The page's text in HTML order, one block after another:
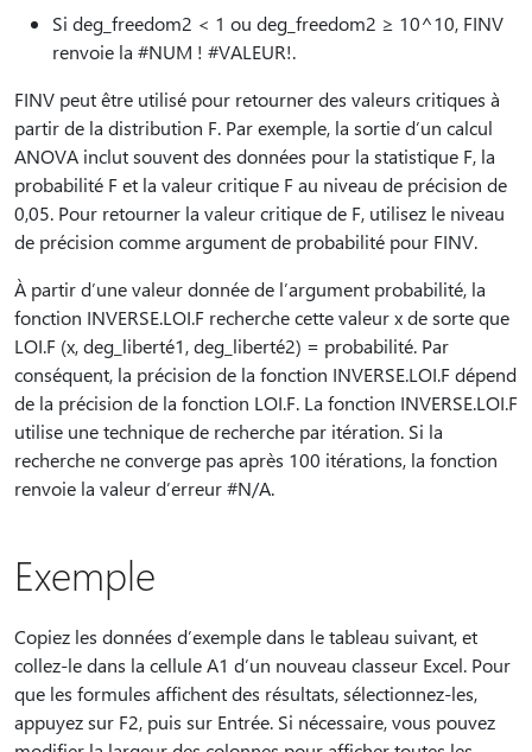
Si deg_freedom2 < 1 ou deg_freedom2 ≥ 10^10, FINV
renvoie la #NUM ! #VALEUR!.
FINV peut être utilisé pour retourner des valeurs critiques à
partir de la distribution F. Par exemple, la sortie d’un calcul
ANOVA inclut souvent des données pour la statistique F, la
probabilité F et la valeur critique F au niveau de précision de
0,05. Pour retourner la valeur critique de F, utilisez le niveau
de précision comme argument de probabilité pour FINV.
À partir d’une valeur donnée de l’argument probabilité, la
fonction INVERSE.LOI.F recherche cette valeur x de sorte que
LOI.F (x, deg_liberté1, deg_liberté2) = probabilité. Par
conséquent, la précision de la fonction INVERSE.LOI.F dépend
de la précision de la fonction LOI.F. La fonction INVERSE.LOI.F
utilise une technique de recherche par itération. Si la
recherche ne converge pas après 100 itérations, la fonction
renvoie la valeur d’erreur #N/A.
Exemple
Copiez les données d’exemple dans le tableau suivant, et
collez-le dans la cellule A1 d’un nouveau classeur Excel. Pour
que les formules affichent des résultats, sélectionnez-les,
appuyez sur F2, puis sur Entrée. Si nécessaire, vous pouvez